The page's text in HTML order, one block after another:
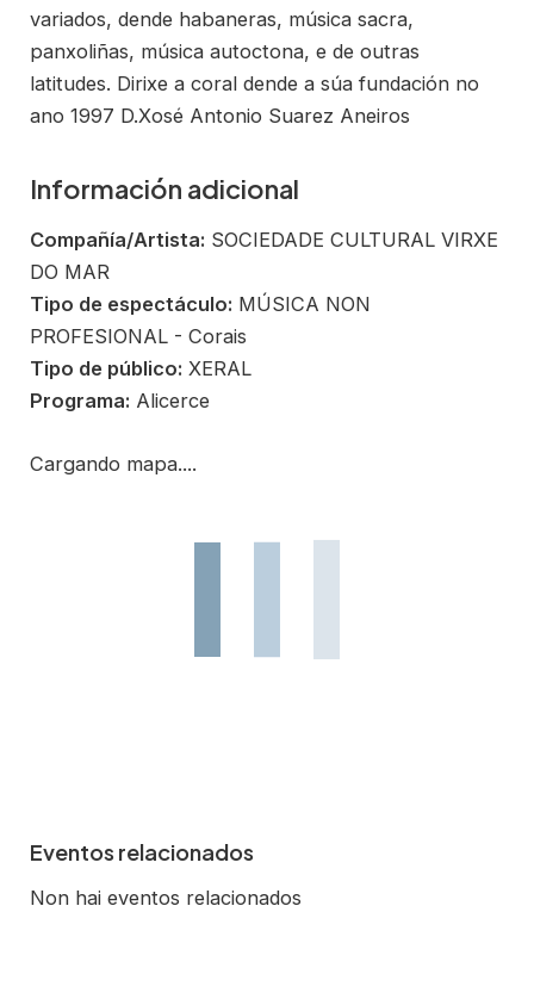
variados, dende habaneras, música sacra,
panxoliñas, música autoctona, e de outras
latitudes. Dirixe a coral dende a súa fundación no
ano 1997 D.Xosé Antonio Suarez Aneiros
Información adicional
Compañía/Artista: SOCIEDADE CULTURAL VIRXE
DO MAR
Tipo de espectáculo: MÚSICA NON
PROFESIONAL - Corais
Tipo de público: XERAL
Programa: Alicerce
Cargando mapa....
Eventos relacionados
Non hai eventos relacionados